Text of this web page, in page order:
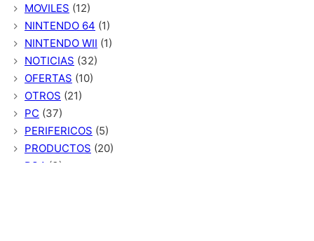
MOVILES (12)
NINTENDO 64 (1)
NINTENDO WII (1)
NOTICIAS (32)
OFERTAS (10)
OTROS (21)
PC (37)
PERIFERICOS (5)
PRODUCTOS (20)
PS4 (3)